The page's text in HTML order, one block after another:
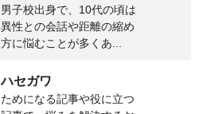
男子校出身で、10代の頃は
異性との会話や距離の縮め
方に悩むことが多くあ...
ハセガワ
ためになる記事や役に立つ